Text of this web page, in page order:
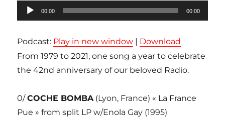
Lecteur
audio
00:00 00:00
Podcast: Play in new window | Download
From 1979 to 2021, one song a year to celebrate
the 42nd anniversary of our beloved Radio.
0/COCHE BOMBA(Lyon, France) « La France
Pue » from split LP w/Enola Gay (1995)